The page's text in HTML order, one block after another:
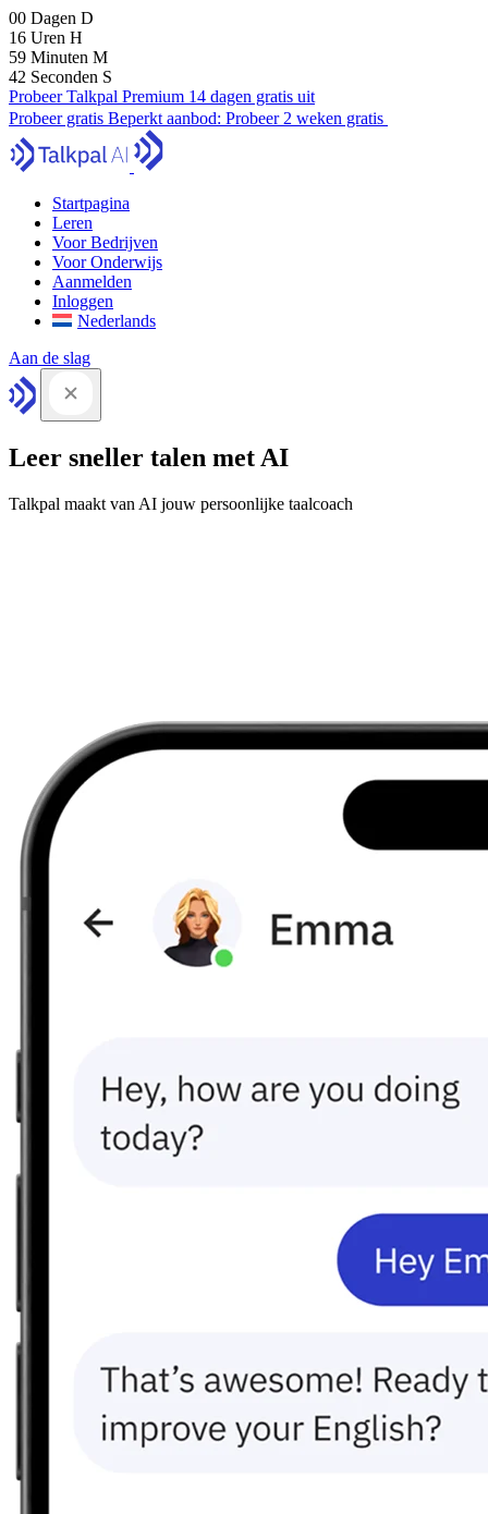
00 Dagen D
16 Uren H
59 Minuten M
41 Seconden S
Probeer Talkpal Premium 14 dagen gratis uit
Probeer gratis Beperkt aanbod: Probeer 2 weken gratis
Startpagina
Leren
Voor Bedrijven
Voor Onderwijs
Aanmelden
Inloggen
Nederlands
Aan de slag
Leer sneller talen met AI
Talkpal maakt van AI jouw persoonlijke taalcoach